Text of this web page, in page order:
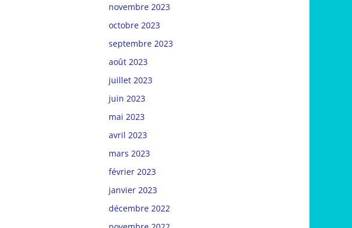
novembre 2023
octobre 2023
septembre 2023
août 2023
juillet 2023
juin 2023
mai 2023
avril 2023
mars 2023
février 2023
janvier 2023
décembre 2022